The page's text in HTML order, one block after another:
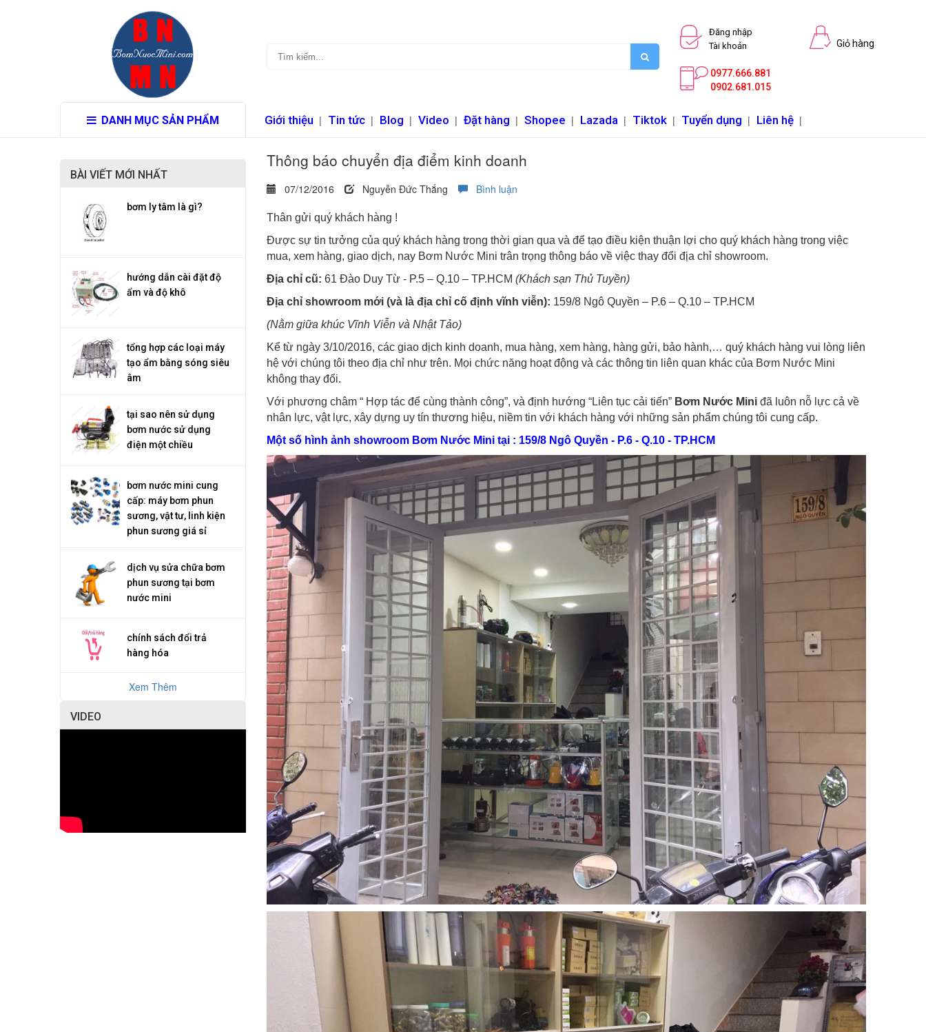
Đăng nhập
Tài khoản
Giỏ hàng
0977.666.881
0902.681.015
DANH MỤC SẢN PHẨM Giới thiệu | Tin tức | Blog | Video | Đặt hàng | Shopee | Lazada | Tiktok | Tuyển dụng | Liên hệ |
BÀI VIẾT MỚI NHẤT
bơm ly tâm là gì?
hướng dẫn cài đặt độ
ẩm và độ khô
tổng hợp các loại máy
tạo ẩm bằng sóng siêu
âm
tại sao nên sử dụng
bơm nước sử dụng
điện một chiều
bơm nước mini cung
cấp: máy bơm phun
sương, vật tư, linh kiện
phun sương giá sỉ
dịch vụ sửa chữa bơm
phun sương tại bơm
nước mini
chính sách đổi trả
hàng hóa
Xem Thêm
VIDEO
Thông báo chuyển địa điểm kinh doanh
07/12/2016 Nguyễn Đức Thắng Bình luận
Thân gửi quý khách hàng !
Được sự tin tưởng của quý khách hàng trong thời gian qua và để tạo điều kiện thuận lợi cho quý khách hàng trong việc
mua, xem hàng, giao dịch, nay Bơm Nước Mini trân trọng thông báo về việc thay đổi địa chỉ showroom.
Địa chỉ cũ: 61 Đào Duy Từ - P.5 – Q.10 – TP.HCM (Khách sạn Thủ Tuyền)
Địa chỉ showroom mới (và là địa chỉ cố định vĩnh viễn): 159/8 Ngô Quyền – P.6 – Q.10 – TP.HCM
(Nằm giữa khúc Vĩnh Viễn và Nhật Tảo)
Kể từ ngày 3/10/2016, các giao dịch kinh doanh, mua hàng, xem hàng, hàng gửi, bảo hành,… quý khách hàng vui lòng liên
hệ với chúng tôi theo địa chỉ như trên. Mọi chức năng hoạt động và các thông tin liên quan khác của Bơm Nước Mini
không thay đổi.
Với phương châm “ Hợp tác để cùng thành công”, và định hướng “Liên tục cải tiến” Bơm Nước Mini đã luôn nỗ lực cả về
nhân lực, vật lực, xây dựng uy tín thương hiệu, niềm tin với khách hàng với những sản phẩm chúng tôi cung cấp.
Một số hình ảnh showroom Bơm Nước Mini tại : 159/8 Ngô Quyền - P.6 - Q.10 - TP.HCM